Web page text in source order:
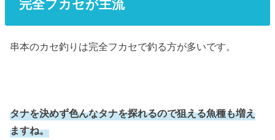
完全フカセが主流
串本のカセ釣りは完全フカセで釣る方が多いです。
タナを決めず色んなタナを探れるので狙える魚種も増え
ますね。